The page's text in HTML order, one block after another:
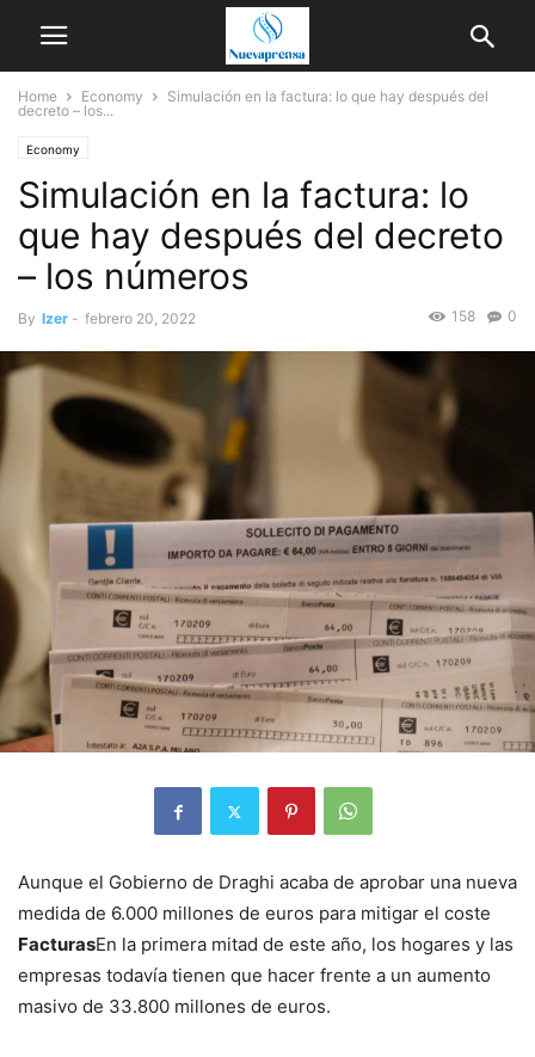
Home Economy
Simulación en la factura: lo que hay después del
decreto – los...
Economy
Simulación en la factura: lo
que hay después del decreto
– los números
By Izer - febrero 20, 2022 0
158
Aunque el Gobierno de Draghi acaba de aprobar una nueva
medida de 6.000 millones de euros para mitigar el coste
FacturasEn la primera mitad de este año, los hogares y las
empresas todavía tienen que hacer frente a un aumento
masivo de 33.800 millones de euros.